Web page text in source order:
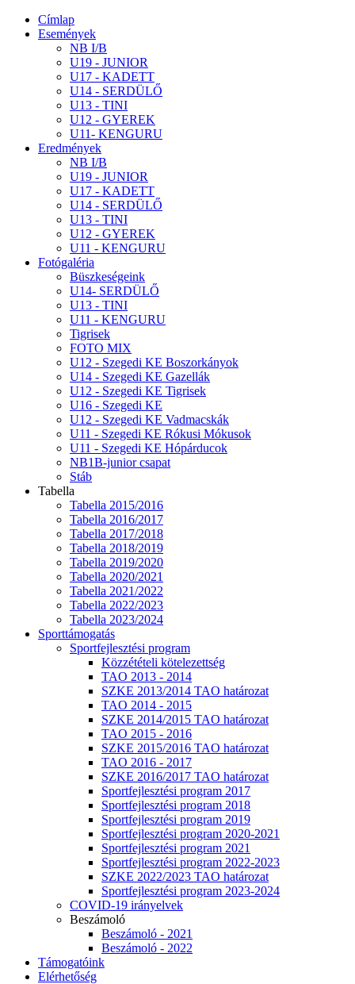
Címlap
Események
NB I/B
U19 - JUNIOR
U17 - KADETT
U14 - SERDÜLŐ
U13 - TINI
U12 - GYEREK
U11- KENGURU
Eredmények
NB I/B
U19 - JUNIOR
U17 - KADETT
U14 - SERDÜLŐ
U13 - TINI
U12 - GYEREK
U11 - KENGURU
Fotógaléria
Büszkeségeink
U14- SERDÜLŐ
U13 - TINI
U11 - KENGURU
Tigrisek
FOTO MIX
U12 - Szegedi KE Boszorkányok
U14 - Szegedi KE Gazellák
U12 - Szegedi KE Tigrisek
U16 - Szegedi KE
U12 - Szegedi KE Vadmacskák
U11 - Szegedi KE Rókusi Mókusok
U11 - Szegedi KE Hópárducok
NB1B-junior csapat
Stáb
Tabella
Tabella 2015/2016
Tabella 2016/2017
Tabella 2017/2018
Tabella 2018/2019
Tabella 2019/2020
Tabella 2020/2021
Tabella 2021/2022
Tabella 2022/2023
Tabella 2023/2024
Sporttámogatás
Sportfejlesztési program
Közzétételi kötelezettség
TAO 2013 - 2014
SZKE 2013/2014 TAO határozat
TAO 2014 - 2015
SZKE 2014/2015 TAO határozat
TAO 2015 - 2016
SZKE 2015/2016 TAO határozat
TAO 2016 - 2017
SZKE 2016/2017 TAO határozat
Sportfejlesztési program 2017
Sportfejlesztési program 2018
Sportfejlesztési program 2019
Sportfejlesztési program 2020-2021
Sportfejlesztési program 2021
Sportfejlesztési program 2022-2023
SZKE 2022/2023 TAO határozat
Sportfejlesztési program 2023-2024
COVID-19 irányelvek
Beszámoló
Beszámoló - 2021
Beszámoló - 2022
Támogatóink
Elérhetőség